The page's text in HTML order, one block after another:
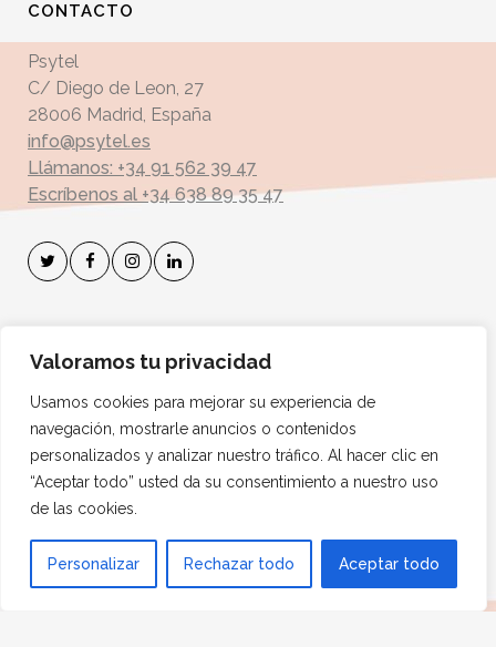
Valoramos tu privacidad
Usamos cookies para mejorar su experiencia de
navegación, mostrarle anuncios o contenidos
personalizados y analizar nuestro tráfico. Al hacer clic en
“Aceptar todo” usted da su consentimiento a nuestro uso
de las cookies.
Personalizar Rechazar todo Aceptar todo
CONTACTO
Psytel
C/ Diego de Leon, 27
28006 Madrid, España
info@psytel.es
Llámanos: +34 91 562 39 47
Escríbenos al +34 638 89 35 47